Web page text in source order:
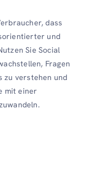
dass
und
Sie Social
Fragen
zu verstehen und
mit einer